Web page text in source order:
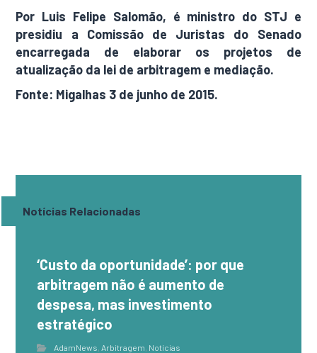
Por Luis Felipe Salomão, é ministro do STJ e
presidiu a Comissão de Juristas do Senado
encarregada de elaborar os projetos de
atualização da lei de arbitragem e mediação.
Fonte: Migalhas 3 de junho de 2015.
Notícias Relacionadas
‘Custo da oportunidade’: por que
arbitragem não é aumento de
despesa, mas investimento
estratégico
AdamNews, Arbitragem, Notícias